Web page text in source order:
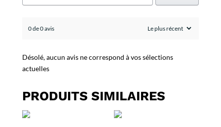
0 de 0 avis
Désolé, aucun avis ne correspond à vos sélections
actuelles
PRODUITS SIMILAIRES